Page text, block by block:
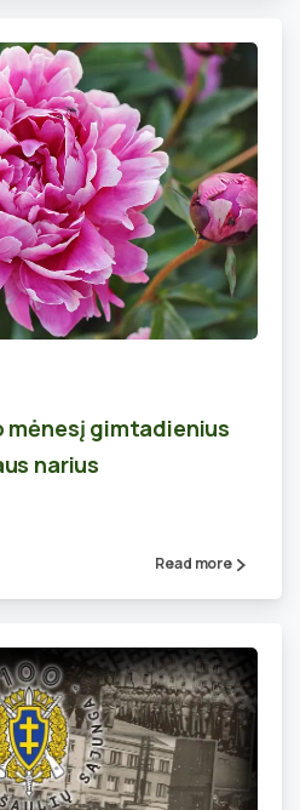
0
mėnesį gimtadienius
narius
Read more